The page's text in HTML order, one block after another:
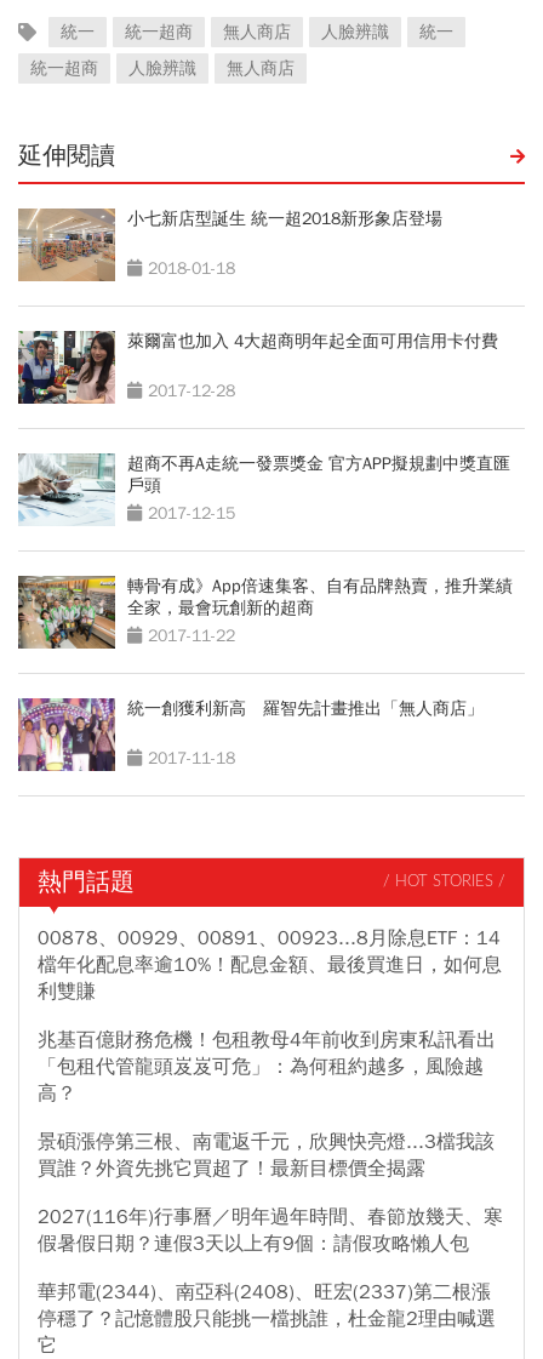
統一 統一超商 無人商店 人臉辨識
統一
統一超商
人臉辨識 無人商店
延伸閱讀
小七新店型誕生 統一超2018新形象店登場
2018-01-18
萊爾富也加入 4大超商明年起全面可用信用卡付費
2017-12-28
超商不再A走統一發票獎金 官方APP擬規劃中獎直匯
戶頭
2017-12-15
轉骨有成》App倍速集客、自有品牌熱賣，推升業績
全家，最會玩創新的超商
2017-11-22
統一創獲利新高 羅智先計畫推出「無人商店」
2017-11-18
熱門話題 / HOT STORIES /
00878、00929、00891、00923...8月除息ETF：14
檔年化配息率逾10%！配息金額、最後買進日，如何息
利雙賺
兆基百億財務危機！包租教母4年前收到房東私訊看出
「包租代管龍頭岌岌可危」：為何租約越多，風險越
高？
景碩漲停第三根、南電返千元，欣興快亮燈...3檔我該
買誰？外資先挑它買超了！最新目標價全揭露
2027(116年)行事曆／明年過年時間、春節放幾天、寒
假暑假日期？連假3天以上有9個：請假攻略懶人包
華邦電(2344)、南亞科(2408)、旺宏(2337)第二根漲
停穩了？記憶體股只能挑一檔挑誰，杜金龍2理由喊選
它